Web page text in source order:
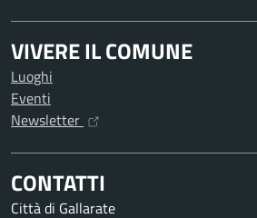
VIVERE IL COMUNE
Luoghi
Eventi
Newsletter
CONTATTI
Città di Gallarate